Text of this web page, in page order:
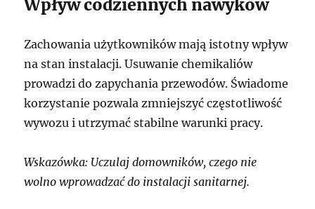
Wpływ codziennych nawyków
Zachowania użytkowników mają istotny wpływ
na stan instalacji. Usuwanie chemikaliów
prowadzi do zapychania przewodów. Świadome
korzystanie pozwala zmniejszyć częstotliwość
wywozu i utrzymać stabilne warunki pracy.
Wskazówka: Uczulaj domowników, czego nie
wolno wprowadzać do instalacji sanitarnej.